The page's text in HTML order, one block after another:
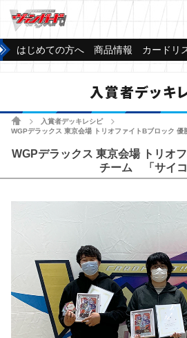
はじめての方へ 商品情報 カードリ
入賞者デッキ
ホーム 入賞者デッキレシピ
WGPデラックス 東京会場 トリオファイトBブロック
WGPデラックス 東京会場 トリオ
チーム 「サイコ